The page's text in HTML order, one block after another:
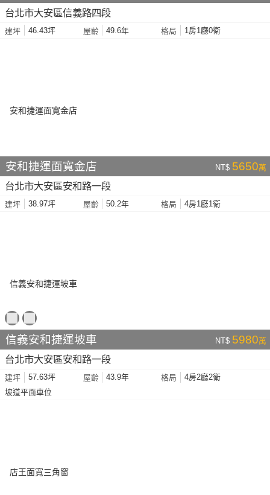
台北市大安區信義路四段
建坪 46.43坪 屋齡 49.6年 格局 1房1廳0衛
安和捷運面寬金店 NT$ 5650萬
台北市大安區安和路一段
建坪 38.97坪 屋齡 50.2年 格局 4房1廳1衛
信義安和捷運坡車 NT$ 5980萬
台北市大安區安和路一段
建坪 57.63坪 屋齡 43.9年 格局
4房2廳2衛
坡道平面車位